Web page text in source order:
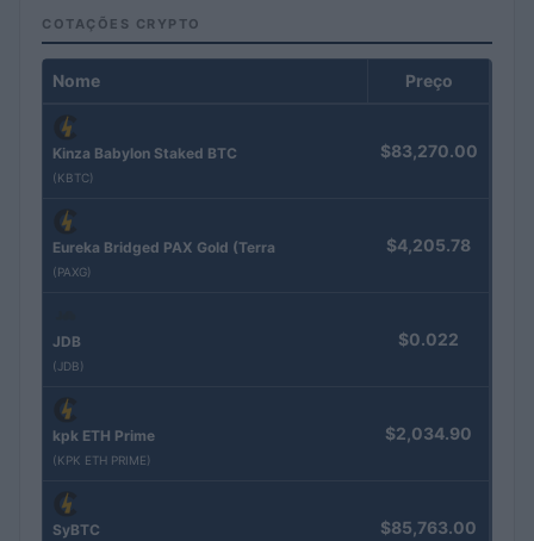
COTAÇÕES CRYPTO
Nome Preço
Kinza Babylon Staked BTC
(KBTC)
$83,270.00
Eureka Bridged PAX Gold (Terra
(PAXG)
$4,205.78
JDB
(JDB)
$0.022
kpk ETH Prime
(KPK ETH PRIME)
$2,034.90
SyBTC $85,763.00